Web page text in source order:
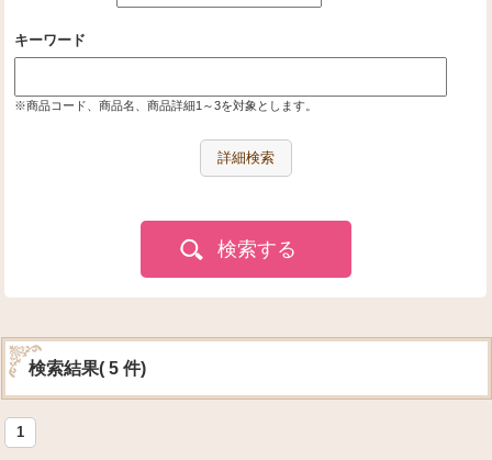
キーワード
※商品コード、商品名、商品詳細1～3を対象とします。
詳細検索
検索する
検索結果( 5 件)
1